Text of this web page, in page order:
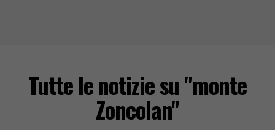
Tutte le notizie su "monte
Zoncolan"